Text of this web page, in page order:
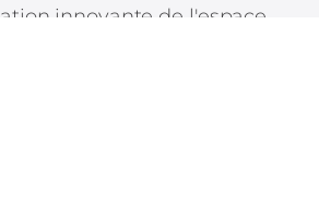
innovante de l'espace